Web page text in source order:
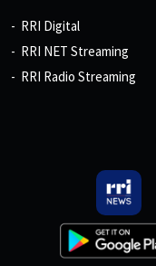
RRI Digital
RRI NET Streaming
RRI Radio Streaming